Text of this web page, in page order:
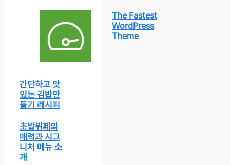
The Fastest
WordPress
Theme
간단하고 맛
있는 김밥만
들기 레시피
초밥뷔페의
매력과 시그
니처 메뉴 소
개